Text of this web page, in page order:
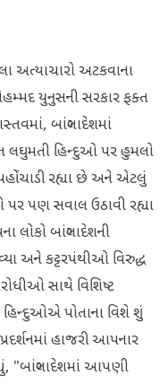
અત્યાચારો અટકવાના
યુનુસની સરકાર ફક્ત
બાંગ્લાદેશમાં
લઘુમતી હિન્દુઓ પર હુમલો
રહ્યા છે અને એટલું
પર પણ સવાલ ઉઠાવી રહ્યા
બાંગ્લાદેશની
અને કટ્ટરપંથીઓ વિરુદ્ધ
સાથે વિશિષ્ટ
પોતાના વિશે શું
હાજરી આપનાર
"બાંગ્લાદેશમાં આપણી